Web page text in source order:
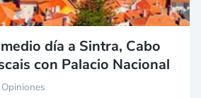
día a Sintra, Cabo
con Palacio Nacional